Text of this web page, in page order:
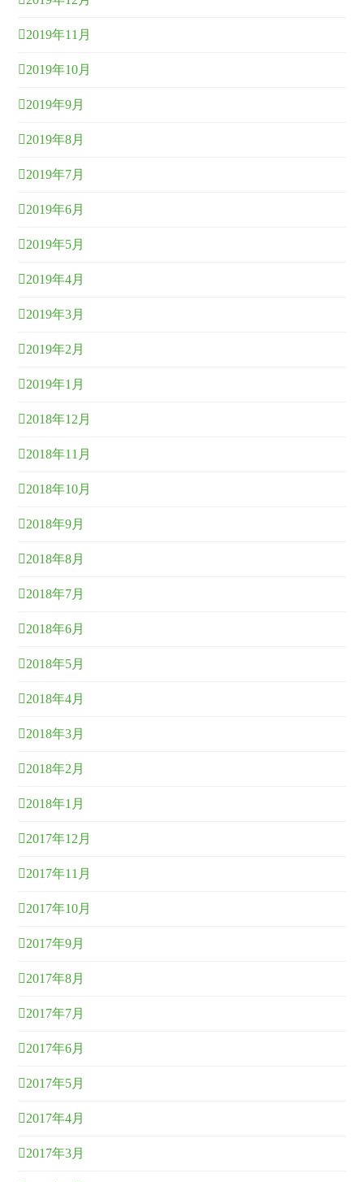
2019年11月
2019年10月
2019年9月
2019年8月
2019年7月
2019年6月
2019年5月
2019年4月
2019年3月
2019年2月
2019年1月
2018年12月
2018年11月
2018年10月
2018年9月
2018年8月
2018年7月
2018年6月
2018年5月
2018年4月
2018年3月
2018年2月
2018年1月
2017年12月
2017年11月
2017年10月
2017年9月
2017年8月
2017年7月
2017年6月
2017年5月
2017年4月
2017年3月